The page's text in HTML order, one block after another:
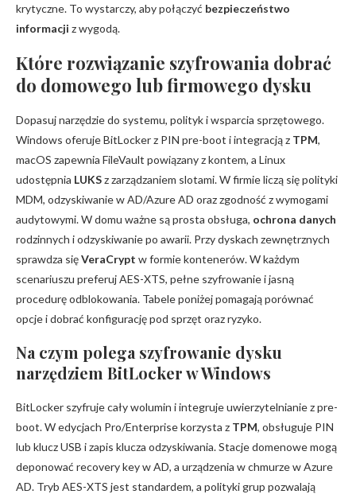
krytyczne. To wystarczy, aby połączyć bezpieczeństwo
informacji z wygodą.
Które rozwiązanie szyfrowania dobrać
do domowego lub firmowego dysku
Dopasuj narzędzie do systemu, polityk i wsparcia sprzętowego.
Windows oferuje BitLocker z PIN pre-boot i integracją z TPM,
macOS zapewnia FileVault powiązany z kontem, a Linux
udostępnia LUKSz zarządzaniem slotami. W firmie liczą się polityki
MDM, odzyskiwanie w AD/Azure AD oraz zgodność z wymogami
audytowymi. W domu ważne są prosta obsługa, ochrona danych
rodzinnych i odzyskiwanie po awarii. Przy dyskach zewnętrznych
sprawdza sięVeraCrypt w formie kontenerów. W każdym
scenariuszu preferuj AES-XTS, pełne szyfrowanie i jasną
procedurę odblokowania. Tabele poniżej pomagają porównać
opcje i dobrać konfigurację pod sprzęt oraz ryzyko.
Na czym polega szyfrowanie dysku
narzędziem BitLocker w Windows
BitLocker szyfruje cały wolumin i integruje uwierzytelnianie z pre-
boot. W edycjach Pro/Enterprise korzysta z TPM, obsługuje PIN
lub klucz USB i zapis klucza odzyskiwania. Stacje domenowe mogą
deponować recovery key w AD, a urządzenia w chmurze w Azure
AD. Tryb AES-XTS jest standardem, a polityki grup pozwalają